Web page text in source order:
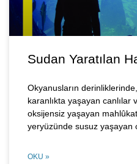
Sudan Yaratılan
Okyanusların
karanlıkta yaşayan canlılar
oksijensiz yaşayan
yeryüzünde susuz yaşayan
OKU »